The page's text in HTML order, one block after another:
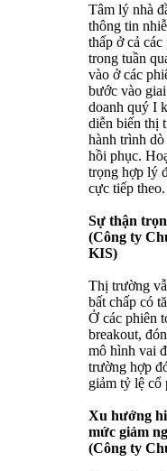
Tâm lý nhà
thông tin
thấp ở cả
trong tuần
vào ở các
bước vào
doanh quý I
diễn biến thị
hành trình
hồi phục.
trọng hợp lý
cực tiếp theo.
Sự thận
(Công ty
KIS)
Thị trường
bất chấp có
Ở các phiên
breakout,
mô hình vai
trường hợp
giảm tỷ lệ cổ
Xu hướng
mức giảm
(Công ty